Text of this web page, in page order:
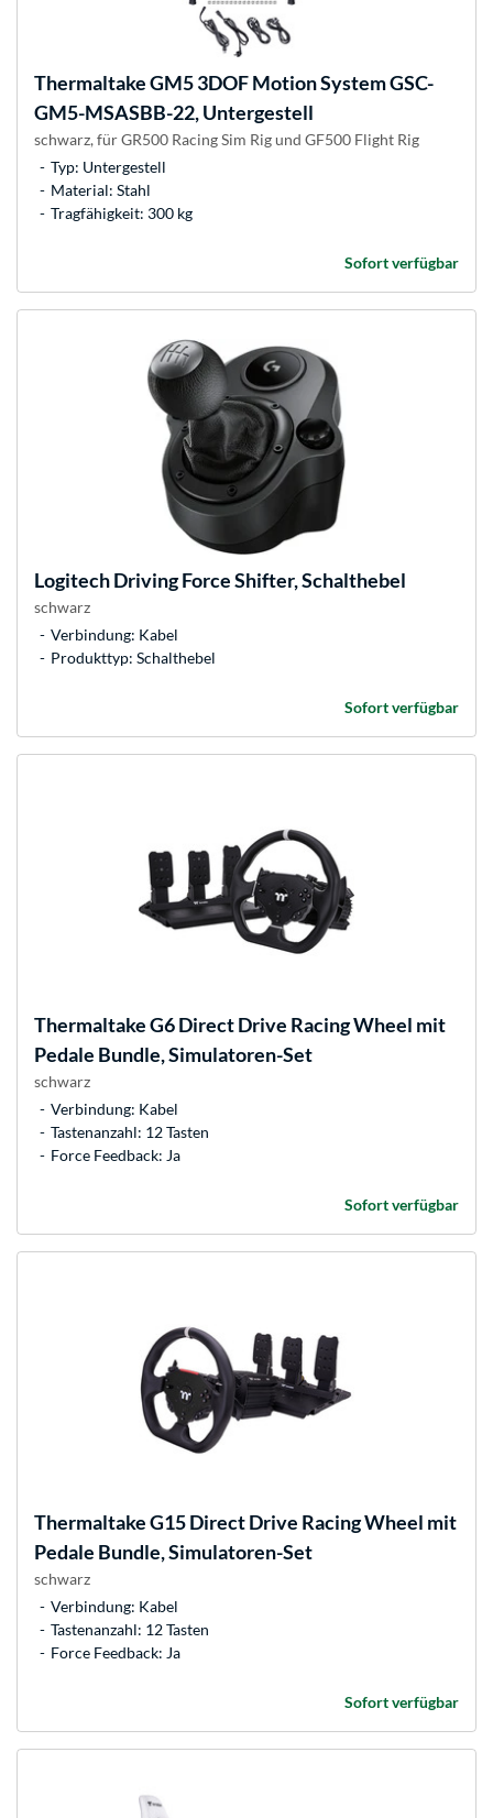
ThermaltakeGM5 3DOF Motion System GSC-
GM5-MSASBB-22, Untergestell
schwarz, für GR500 Racing Sim Rig und GF500 Flight Rig
Typ: Untergestell
Material: Stahl
Tragfähigkeit: 300 kg
Sofort verfügbar
LogitechDriving Force Shifter, Schalthebel
schwarz
Verbindung: Kabel
Produkttyp: Schalthebel
Sofort verfügbar
ThermaltakeG6 Direct Drive Racing Wheel mit
Pedale Bundle, Simulatoren-Set
schwarz
Verbindung: Kabel
Tastenanzahl: 12 Tasten
Force Feedback: Ja
Sofort verfügbar
ThermaltakeG15 Direct Drive Racing Wheel mit
Pedale Bundle, Simulatoren-Set
schwarz
Verbindung: Kabel
Tastenanzahl: 12 Tasten
Force Feedback: Ja
Sofort verfügbar